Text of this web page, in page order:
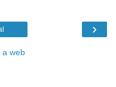
›
a web